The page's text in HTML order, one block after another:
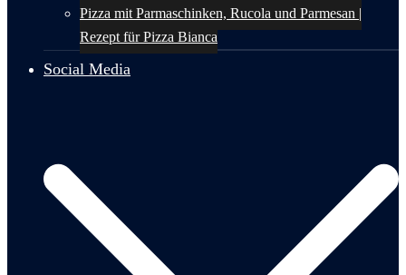
Pizza mit Parmaschinken, Rucola und Parmesan |
Rezept für Pizza Bianca
Social Media